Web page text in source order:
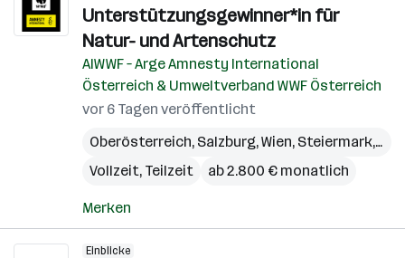
Unterstützungsgewinner*in für
Natur- und Artenschutz
AIWWF – Arge Amnesty International
Österreich & Umweltverband WWF Österreich
vor 6 Tagen veröffentlicht
Oberösterreich, Salzburg,Wien, Steiermark,Linz
Vollzeit, Teilzeit
ab 2.800 € monatlich
Merken
Einblicke